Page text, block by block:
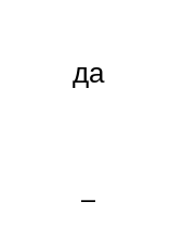
да
–